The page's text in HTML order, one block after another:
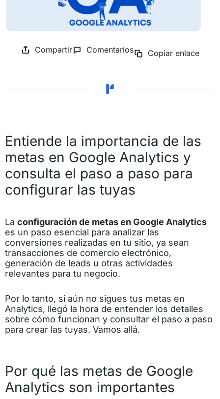
Compartir Comentarios Copiar enlace
Entiende la importancia de las
metas en Google Analytics y
consulta el paso a paso para
configurar las tuyas
La configuración de metas en Google Analytics
es un paso esencial para analizar las
conversiones realizadas en tu sitio, ya sean
transacciones de comercio electrónico,
generación de leads u otras actividades
relevantes para tu negocio.
Por lo tanto, si aún no sigues tus metas en
Analytics, llegó la hora de entender los detalles
sobre cómo funcionan y consultar el paso a paso
para crear las tuyas. Vamos allá.
Por qué las metas de Google
Analytics son importantes